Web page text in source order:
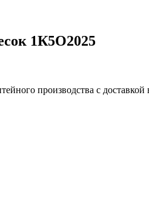
1К5О2025
производства с